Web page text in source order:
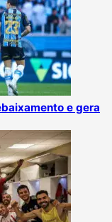
e gera